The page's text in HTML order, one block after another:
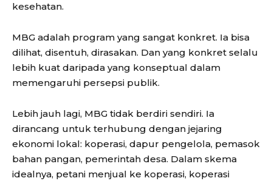
kesehatan.
MBG adalah program yang sangat konkret. Ia bisa
dilihat, disentuh, dirasakan. Dan yang konkret selalu
lebih kuat daripada yang konseptual dalam
memengaruhi persepsi publik.
Lebih jauh lagi, MBG tidak berdiri sendiri. Ia
dirancang untuk terhubung dengan jejaring
ekonomi lokal: koperasi, dapur pengelola, pemasok
bahan pangan, pemerintah desa. Dalam skema
idealnya, petani menjual ke koperasi, koperasi